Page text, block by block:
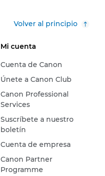
Volver al principio
Mi cuenta
Cuenta de Canon
Únete a Canon Club
Canon Professional
Services
Suscríbete a nuestro
boletín
Cuenta de empresa
Canon Partner
Programme